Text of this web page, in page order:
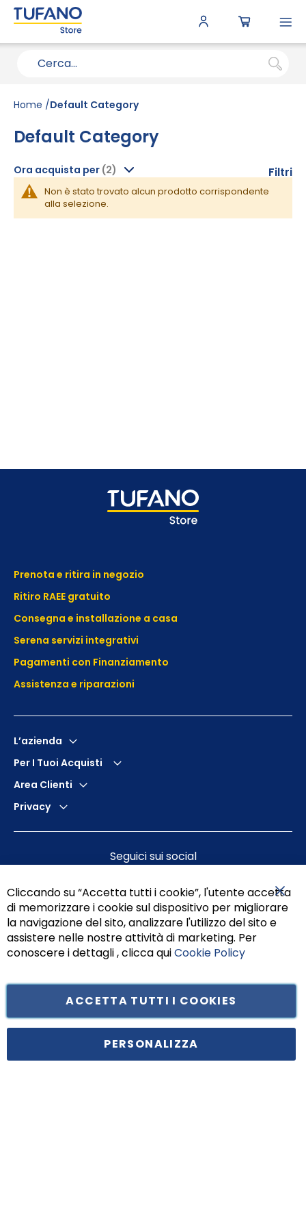
Home Default Category
Default Category
Non è stato trovato alcun prodotto corrispondente
alla selezione.
Filtri
Ora acquista per
Prenota e ritira in negozio
Ritiro RAEE gratuito
Consegna e installazione a casa
Serena servizi integrativi
Pagamenti con Finanziamento
Assistenza e riparazioni
L’azienda
Per I Tuoi Acquisti
Area Clienti
Privacy
Seguici sui social
Principe di Piemonte 199, cap. 80026 Casoria (NA) - C.F. 05834470634 -
Cliccando su “Accetta tutti i cookie”, l'utente accetta
di memorizzare i cookie sul dispositivo per migliorare
la navigazione del sito, analizzare l'utilizzo del sito e
assistere nelle nostre attività di marketing. Per
conoscere i dettagli , clicca quiCookie Policy
ACCETTA TUTTI I COOKIES
PERSONALIZZA